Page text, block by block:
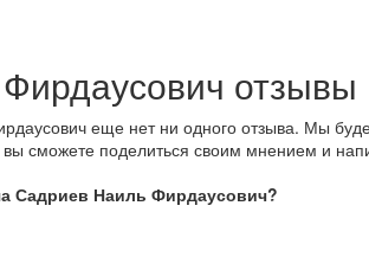
отзывы
еще нет ни одного отзыва. Мы
сможете поделиться своим мнением и
Садриев Наиль Фирдаусович?